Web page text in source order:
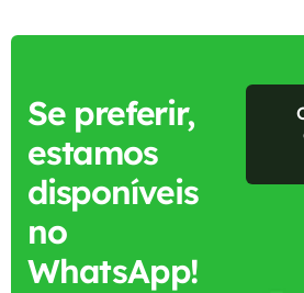
Se preferir,
estamos
disponíveis
no
WhatsApp!